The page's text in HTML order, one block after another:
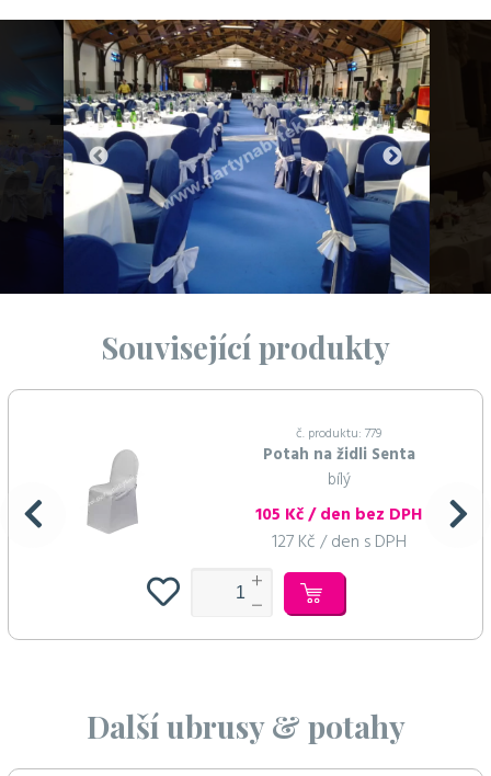
Související produkty
č. produktu: 779
Potah na židli Senta
bílý
105 Kč / den bez DPH
127 Kč / den s DPH
Další ubrusy & potahy